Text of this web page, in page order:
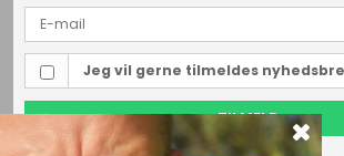
Jeg vil gerne tilmeldes
TILMELD